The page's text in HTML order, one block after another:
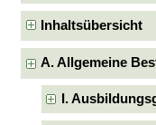
Inhaltsübersicht
A. Allgemeine
I.